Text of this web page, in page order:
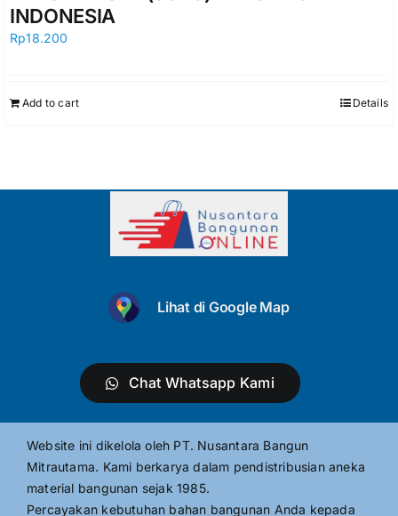
INDONESIA
Rp18.200
Add to cart Details
Lihat di Google Map
Chat Whatsapp Kami
Website ini dikelola oleh PT. Nusantara Bangun
Mitrautama. Kami berkarya dalam pendistribusian aneka
material bangunan sejak 1985.
Percayakan kebutuhan bahan bangunan Anda kepada